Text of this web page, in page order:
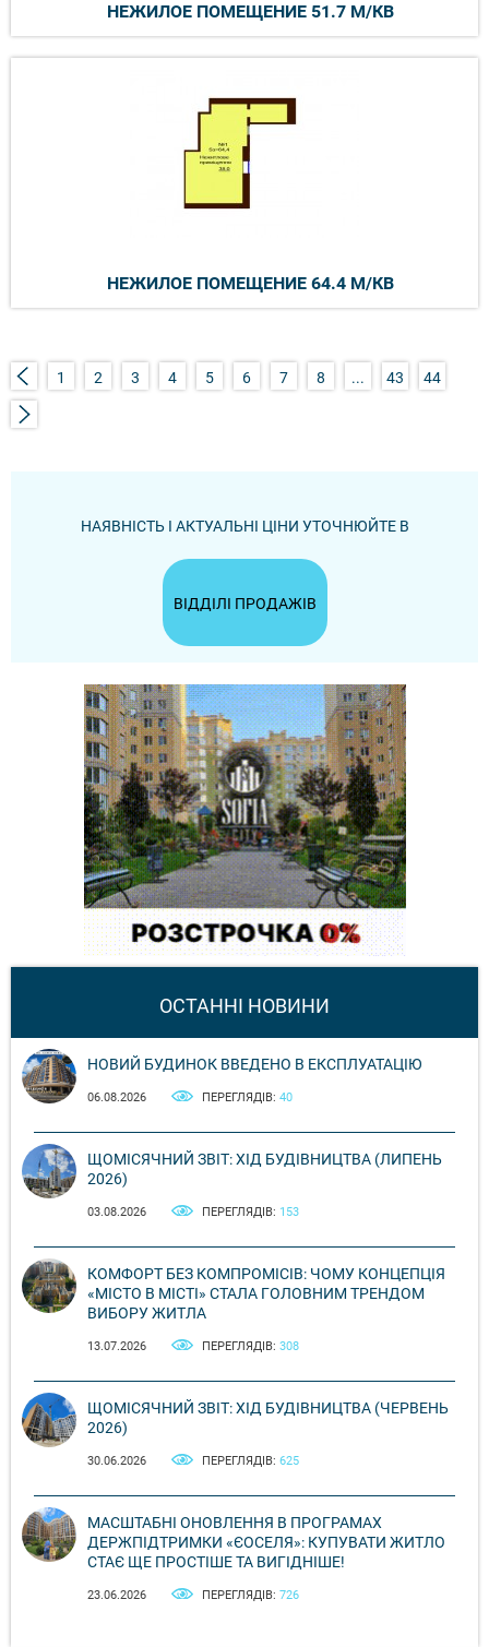
НЕЖИЛОЕ ПОМЕЩЕНИЕ 51.7 М/КВ
НЕЖИЛОЕ ПОМЕЩЕНИЕ 64.4 М/КВ
1 2 3 4 5 6 7 8 ... 43 44
НАЯВНІСТЬ І АКТУАЛЬНІ ЦІНИ УТОЧНЮЙТЕ В
ВІДДІЛІ ПРОДАЖІВ
ОСТАННІ НОВИНИ
НОВИЙ БУДИНОК ВВЕДЕНО В ЕКСПЛУАТАЦІЮ
06.08.2026 ПЕРЕГЛЯДІВ: 40
ЩОМІСЯЧНИЙ ЗВІТ: ХІД БУДІВНИЦТВА (ЛИПЕНЬ
2026)
03.08.2026 ПЕРЕГЛЯДІВ: 153
КОМФОРТ БЕЗ КОМПРОМІСІВ: ЧОМУ КОНЦЕПЦІЯ
«МІСТО В МІСТІ» СТАЛА ГОЛОВНИМ ТРЕНДОМ
ВИБОРУ ЖИТЛА
13.07.2026 ПЕРЕГЛЯДІВ: 308
ЩОМІСЯЧНИЙ ЗВІТ: ХІД БУДІВНИЦТВА (ЧЕРВЕНЬ
2026)
30.06.2026 ПЕРЕГЛЯДІВ: 625
МАСШТАБНІ ОНОВЛЕННЯ В ПРОГРАМАХ
ДЕРЖПІДТРИМКИ «ЄОСЕЛЯ»: КУПУВАТИ ЖИТЛО
СТАЄ ЩЕ ПРОСТІШЕ ТА ВИГІДНІШЕ!
23.06.2026 ПЕРЕГЛЯДІВ: 726